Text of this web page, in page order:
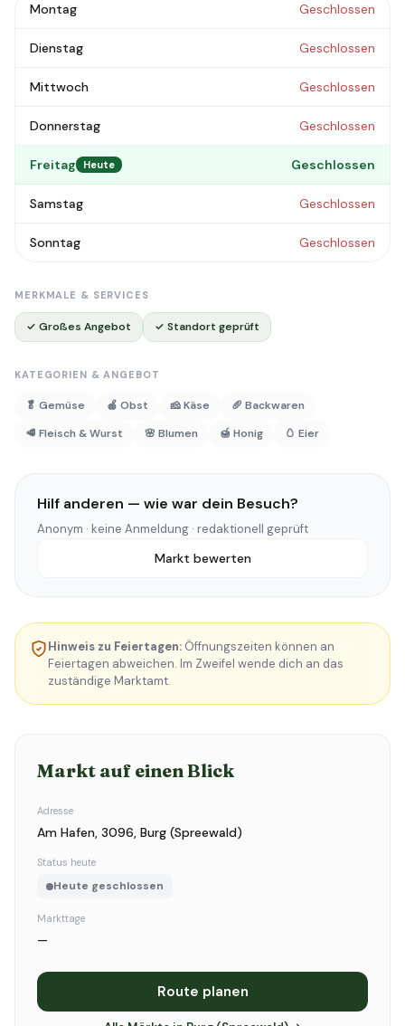
Montag Geschlossen
Dienstag Geschlossen
Mittwoch Geschlossen
Donnerstag Geschlossen
Freitag Heute Geschlossen
Samstag Geschlossen
Sonntag Geschlossen
MERKMALE & SERVICES
✓ Großes Angebot ✓ Standort geprüft
KATEGORIEN & ANGEBOT
🥬 Gemüse 🍎 Obst 🧀 Käse
🥖 Backwaren
🥩 Fleisch & Wurst
🌸 Blumen 🍯 Honig 🥚 Eier
Hilf anderen — wie war dein Besuch?
Anonym · keine Anmeldung · redaktionell geprüft
Markt bewerten
Hinweis zu Feiertagen: Öffnungszeiten können an
Feiertagen abweichen. Im Zweifel wende dich an das
zuständige Marktamt.
Markt auf einen Blick
Adresse
Am Hafen, 3096, Burg (Spreewald)
Status heute
Heute geschlossen
Markttage
—
Route planen